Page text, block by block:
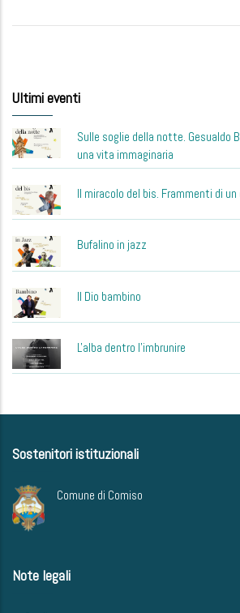
Ultimi eventi
Sulle soglie della notte. Gesualdo
una vita immaginaria
Il miracolo del bis. Frammenti di
Bufalino in jazz
Il Dio bambino
L'alba dentro l'imbrunire
Sostenitori istituzionali
Comune di Comiso
Note legali